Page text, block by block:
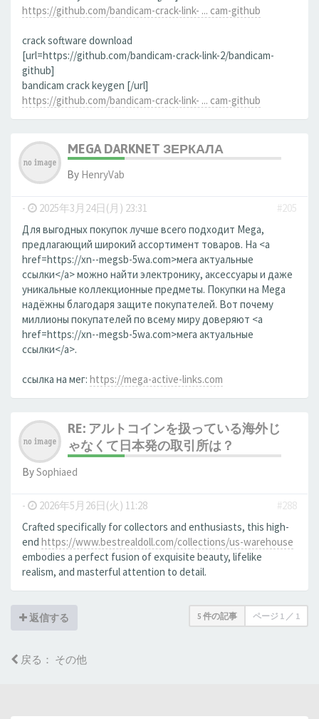
https://github.com/bandicam-crack-link- ... cam-github
crack software download
[url=https://github.com/bandicam-crack-link-2/bandicam-
github]
bandicam crack keygen [/url]
https://github.com/bandicam-crack-link- ... cam-github
MEGA DARKNET ЗЕРКАЛА
By HenryVab
- 2025年3月24日(月) 23:31
#205
Для выгодных покупок лучше всего подходит Mega,
предлагающий широкий ассортимент товаров. На <a
href=https://xn--megsb-5wa.com>мега актуальные
ссылки</a> можно найти электронику, аксессуары и даже
уникальные коллекционные предметы. Покупки на Mega
надёжны благодаря защите покупателей. Вот почему
миллионы покупателей по всему миру доверяют <a
href=https://xn--megsb-5wa.com>мега актуальные
ссылки</a>.
ссылка на мег: https://mega-active-links.com
RE: アルトコインを扱っている海外じ
ゃなくて日本発の取引所は？
BySophiaed
- 2026年5月26日(火) 11:28
#288
Crafted specifically for collectors and enthusiasts, this high-
end https://www.bestrealdoll.com/collections/us-warehouse
embodies a perfect fusion of exquisite beauty, lifelike
realism, and masterful attention to detail.
返信する 5 件の記事 ページ 1 ／ 1
戻る： その他